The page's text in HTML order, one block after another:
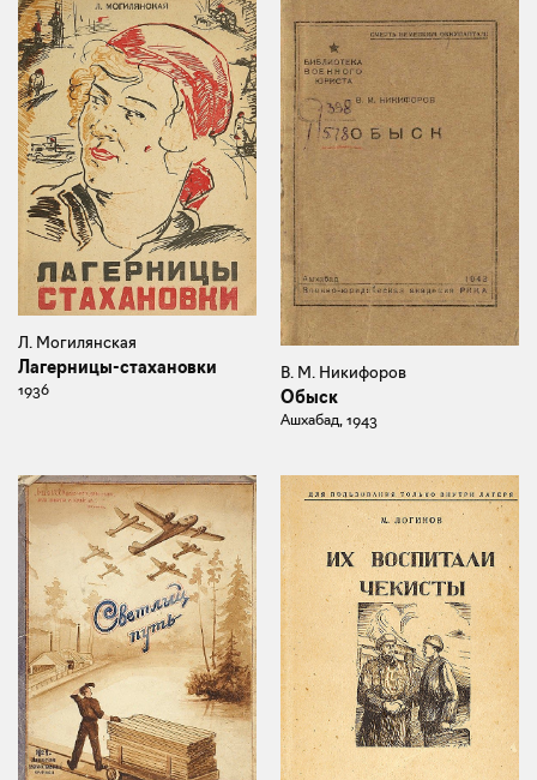
Л. Могилянская
Лагерницы-стахановки
1936
В. М. Никифоров
Обыск
Ашхабад, 1943